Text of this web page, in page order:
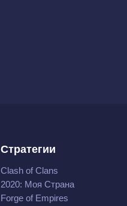
Стратегии
Clash of Clans
2020: Моя Cтрана
Forge of Empires